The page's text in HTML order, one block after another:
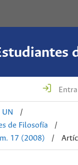
/
de Filosofía
/
17 (2008) /